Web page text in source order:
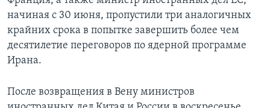
начиная с 30 июня, пропустили три аналогичных
крайних срока в попытке завершить более чем
десятилетие переговоров по ядерной программе
Ирана.
После возвращения в Вену министров